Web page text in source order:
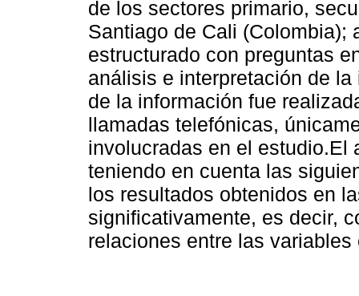
de los sectores primario,
Santiago de Cali (Colombia);
estructurado con preguntas
análisis e interpretación de
de la información fue
llamadas telefónicas,
involucradas en el estudio.El
teniendo en cuenta las
los resultados obtenidos en
significativamente, es decir,
relaciones entre las variables